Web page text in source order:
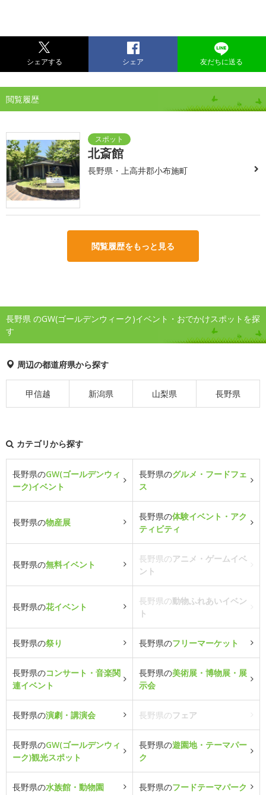
シェアする シェア 友だちに送る
閲覧履歴
北斎館
長野県・上高井郡小布施町
閲覧履歴をもっと見る
長野県 のGW(ゴールデンウィーク)イベント・おでかけスポットを探
す
周辺の都道府県から探す
甲信越 新潟県 山梨県 長野県
カテゴリから探す
長野県のGW(ゴールデンウィ
ーク)イベント
長野県のグルメ・フードフェ
ス
長野県の物産展
長野県の体験イベント・アク
ティビティ
長野県の無料イベント
長野県のアニメ・ゲームイベ
ント
長野県の花イベント
長野県の動物ふれあいイベン
ト
長野県の祭り 長野県のフリーマーケット
長野県のコンサート・音楽関
連イベント
長野県の美術展・博物展・展
示会
長野県の演劇・講演会 長野県のフェア
長野県のGW(ゴールデンウィ
ーク)観光スポット
長野県の遊園地・テーマパー
ク
長野県の水族館・動物園 長野県のフードテーマパーク